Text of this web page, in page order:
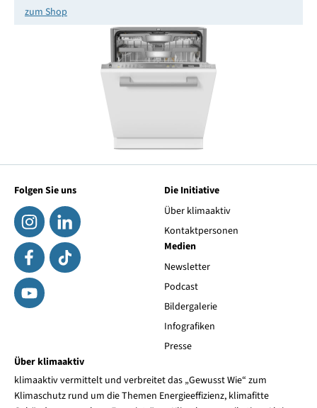
zum Shop
Folgen Sie uns
Die Initiative
Über klimaaktiv
Kontaktpersonen
Medien
Newsletter
Podcast
Bildergalerie
Infografiken
Presse
Über klimaaktiv
klimaaktiv vermittelt und verbreitet das „Gewusst Wie“ zum
Klimaschutz rund um die Themen Energieeffizienz, klimafitte